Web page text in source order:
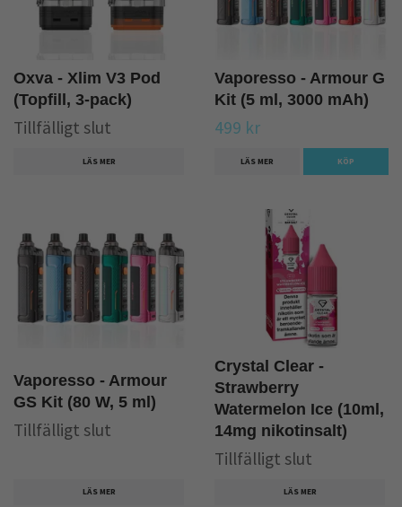
Oxva - Xlim V3 Pod
(Topfill, 3-pack)
Tillfälligt slut
LÄS MER
Vaporesso - Armour G
Kit (5 ml, 3000 mAh)
499 kr
LÄS MER KÖP
Vaporesso - Armour
GS Kit (80 W, 5 ml)
Tillfälligt slut
LÄS MER
Crystal Clear -
Strawberry
Watermelon Ice (10ml,
14mg nikotinsalt)
Tillfälligt slut
LÄS MER